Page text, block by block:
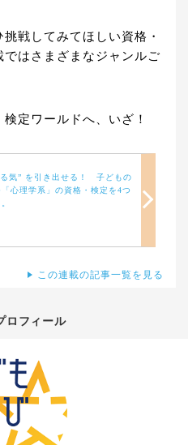
戦してみてほしい資格・
はさまざまなジャンルご
定ワールドへ、いざ！
気” を引き出せる！ 子どもの
心理学系」の資格・検定を4つ
この連載の記事一覧を見る
ロフィール